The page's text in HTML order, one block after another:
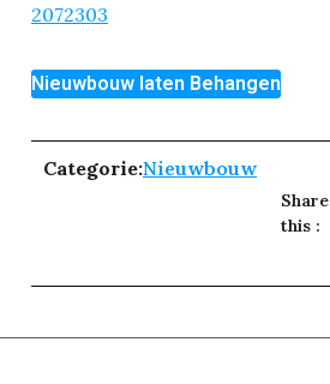
2072303
Nieuwbouw laten Behangen
Categorie:Nieuwbouw
Share
this :